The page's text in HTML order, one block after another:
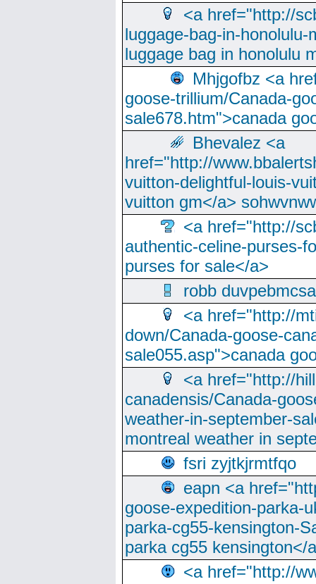
<a href="http://
luggage-bag-in-
luggage bag in honolulu
Mhjgofbz <a
goose-trillium/Canada-
sale678.htm">canada
Bhevalez <a
href="http://
vuitton-delightful-louis-
vuitton gm</a>
<a href="http://
authentic-celine-purses-
purses for sale</a>
robb
<a href="http://
down/Canada-goose-
sale055.asp">canada
<a href="http://
canadensis/Canada-
weather-in-september-
montreal weather in
fsri zyjtkjrmtfqo
eapn <a
goose-expedition-parka-
parka-cg55-kensington-
parka cg55 kensington</
<a href="http://